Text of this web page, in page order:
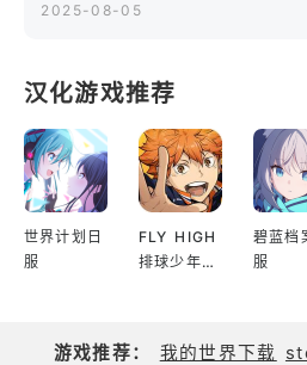
下载本游戏，则视为您已同意
使用条款：
locale=en，​
个人信息保护政策：
http://help.shanhai.com/
locale=en，
2025-08-05
汉化游戏推荐
世界计划日
服
FLY HIGH
排球少年日
碧蓝档
服
游戏推荐： 我的世界下载